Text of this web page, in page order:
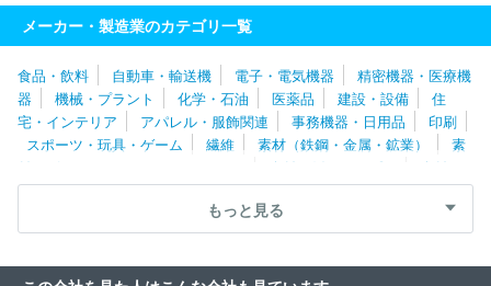
イ
ザ・パック株式会社 日本紙工株式会社 竹野株式会社
株
式会社イムラ
日本紙管工業株式会社
工紙工業株式会社
福山製紙株式会社 キング商事株式会社
ナカ
バヤシ株式会社
ゴウダ株式会社 ハート株式会社
マルワ工業株
式会社
興亜工業株式会社 森紙業株式会社
三善製紙株式会社
株式会社富山陽成社
ダイナパック株式会社
丸富製紙株式会社
イデシギョー株式会社
ＢＲＩＮＧ
株式会社トッキョ 三共木工株式会社
株式会社ナル
メーカー・製造業のカテゴリ一覧
食品・飲料 自動車・輸送機 電子・電気機器
精密機器・医療機
器
機械・プラント 化学・石油 医薬品 建設・設備
住
宅・インテリア
アパレル・服飾関連 事務機器・日用品
印刷
スポーツ・玩具・ゲーム
繊維 素材（鉄鋼・金属・鉱業）
素
材（ゴム・ガラス・セラミックス）
素材（紙・パルプ）
素材
（その他）
農林・水産 たばこ・飼料 その他
もっと見る